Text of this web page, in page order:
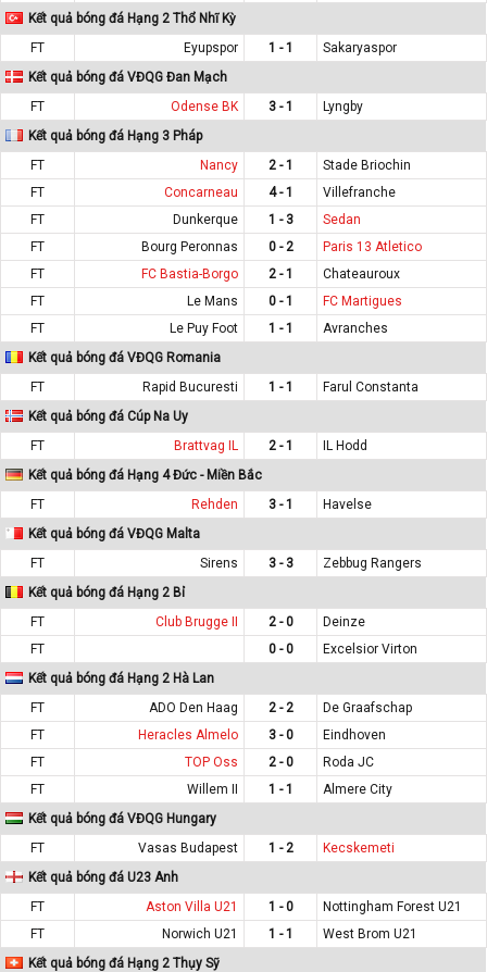
Kết quả bóng đá Hạng 2 Thổ Nhĩ Kỳ
FT
Eyupspor 1 - 1
Sakaryaspor
Kết quả bóng đá VĐQG Đan Mạch
FT
Odense BK 3 - 1
Lyngby
Kết quả bóng đá Hạng 3 Pháp
FT
Nancy 2 - 1
Stade Briochin
FT
Concarneau 4 - 1
Villefranche
FT
Dunkerque 1 - 3
Sedan
FT
Bourg Peronnas 0 - 2
Paris 13 Atletico
FT
FC Bastia-Borgo 2 - 1
Chateauroux
FT
Le Mans 0 - 1
FC Martigues
FT
Le Puy Foot 1 - 1
Avranches
Kết quả bóng đá VĐQG Romania
FT
Rapid Bucuresti 1 - 1
Farul Constanta
Kết quả bóng đá Cúp Na Uy
FT
Brattvag IL 2 - 1
IL Hodd
Kết quả bóng đá Hạng 4 Đức - Miền Bắc
FT
Rehden 3 - 1
Havelse
Kết quả bóng đá VĐQG Malta
FT
Sirens 3 - 3
Zebbug Rangers
Kết quả bóng đá Hạng 2 Bỉ
FT
Club Brugge II 2 - 0
Deinze
FT
0 - 0
Excelsior Virton
Kết quả bóng đá Hạng 2 Hà Lan
FT
ADO Den Haag 2 - 2
De Graafschap
FT
Heracles Almelo 3 - 0
Eindhoven
FT
TOP Oss 2 - 0
Roda JC
FT
Willem II 1 - 1
Almere City
Kết quả bóng đá VĐQG Hungary
FT
Vasas Budapest 1 - 2
Kecskemeti
Kết quả bóng đá U23 Anh
FT
Aston Villa U21 1 - 0
Nottingham Forest U21
FT
Norwich U21 1 - 1
West Brom U21
Kết quả bóng đá Hạng 2 Thụy Sỹ